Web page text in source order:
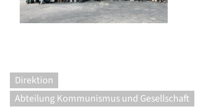
Direktion
Abteilung Kommunismus und Gesellschaft